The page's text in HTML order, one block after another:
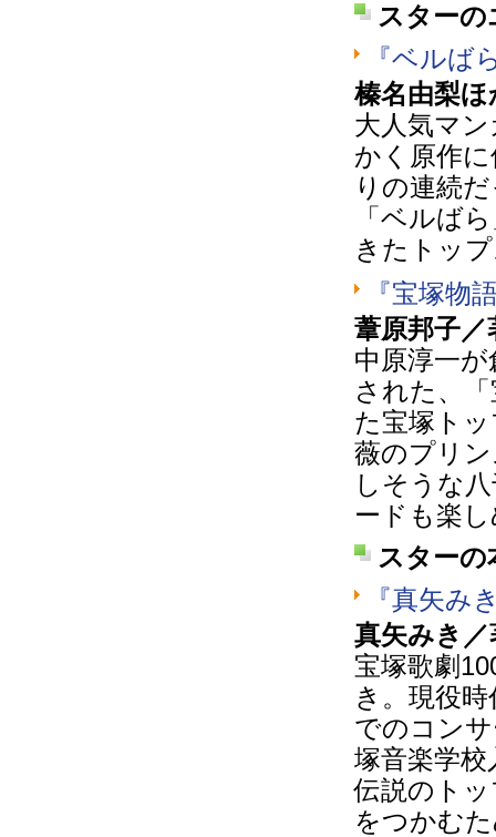
スターの
『ベルば
榛名由梨
大人気マ
かく原作
りの連続
「ベルば
きたトッ
『宝塚物
葦原邦子
中原淳一
された、
た宝塚ト
薇のプリ
しそうな
ードも楽
スターの
『真矢
真矢みき
宝塚歌劇
き。現役
でのコン
塚音楽学
伝説のト
をつかむ